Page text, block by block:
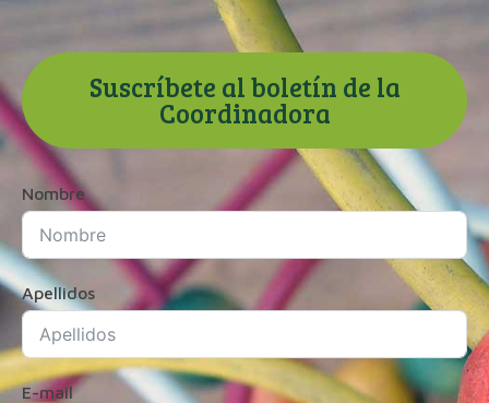
Suscríbete al boletín de la
Coordinadora
Nombre
Apellidos
E-mail